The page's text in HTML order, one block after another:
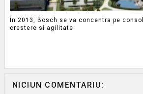
In 2013, Bosch se va concentra pe
crestere si agilitate
NICIUN COMENTARIU: